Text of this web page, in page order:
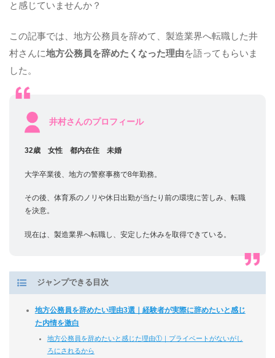
と感じていませんか？
この記事では、地方公務員を辞めて、製造業界へ転職した井
村さんに地方公務員を辞めたくなった理由を語ってもらいま
した。
井村さんのプロフィール
32歳 女性 都内在住 未婚
大学卒業後、地方の警察事務で8年勤務。
その後、体育系のノリや休日出勤が当たり前の環境に苦しみ、転職
を決意。
現在は、製造業界へ転職し、安定した休みを取得できている。
ジャンプできる目次
地方公務員を辞めたい理由3選｜経験者が実際に辞めたいと感じ
た内情を激白
地方公務員を辞めたいと感じた理由①｜プライベートがないがし
ろにされるから